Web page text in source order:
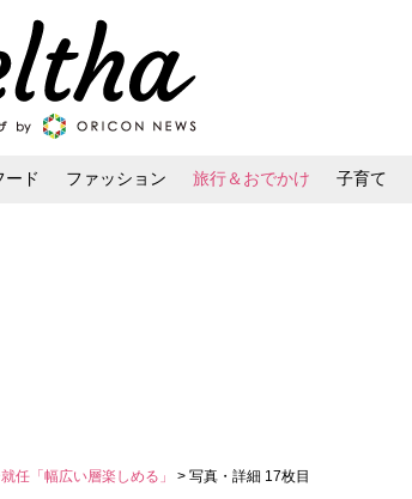
ード ファッション 旅行＆おでかけ 子育て
任「幅広い層楽しめる」 > 写真・詳細 17枚目